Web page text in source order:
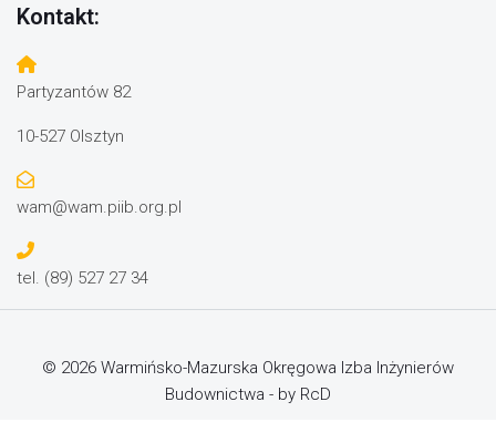
Kontakt:
Partyzantów 82
10-527 Olsztyn
wam@wam.piib.org.pl
tel. (89) 527 27 34
© 2026 Warmińsko-Mazurska Okręgowa Izba Inżynierów
Budownictwa - by RcD